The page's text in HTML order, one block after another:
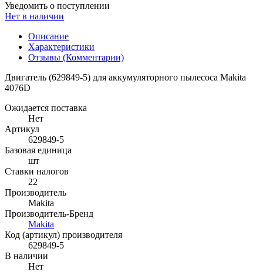
Уведомить о поступлении
Нет в наличии
Описание
Характеристики
Отзывы (Комментарии)
Двигатель (629849-5) для аккумуляторного пылесоса Makita
4076D
Ожидается поставка
Нет
Артикул
629849-5
Базовая единица
шт
Ставки налогов
22
Производитель
Makita
Производитель-Бренд
Makita
Код (артикул) производителя
629849-5
В наличии
Нет